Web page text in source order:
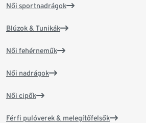
Női sportnadrágok
Blúzok & Tunikák
Női fehérneműk
Női nadrágok
Női cipők
Férfi pulóverek & melegítőfelsők